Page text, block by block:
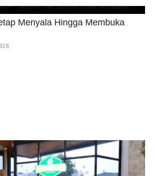
Menyala Hingga Membuka